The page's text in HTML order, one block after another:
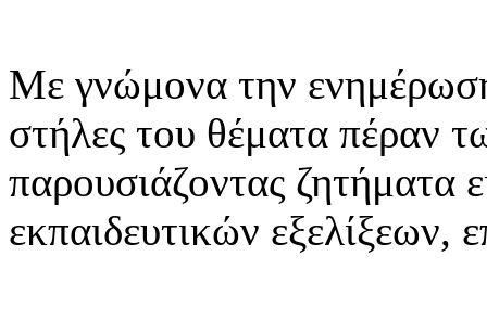
Με γνώμονα την ενημέρωση
στήλες του θέματα πέραν
παρουσιάζοντας ζητήματα
εκπαιδευτικών εξελίξεων,